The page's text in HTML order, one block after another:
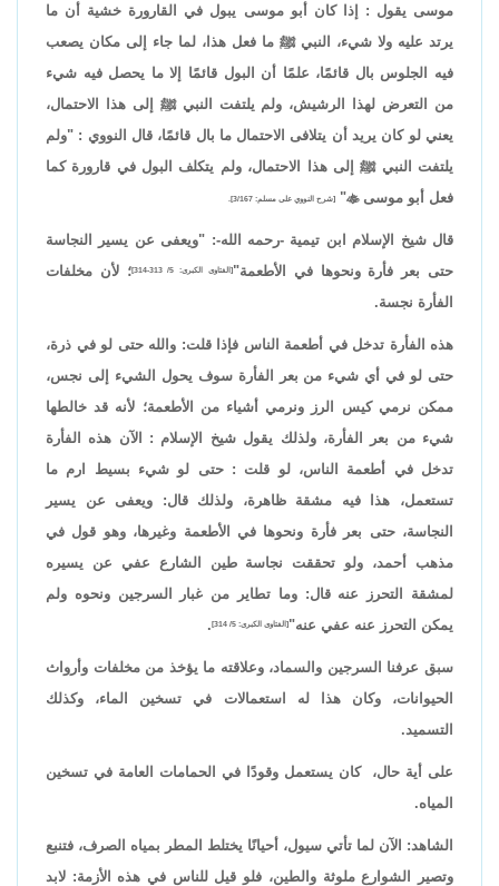
موسى يقول : إذا كان أبو موسى يبول في القارورة خشية أن ما
يرتد عليه ولا شيء، النبي ﷺ ما فعل هذا، لما جاء إلى مكان يصعب
فيه الجلوس بال قائمًا، علمًا أن البول قائمًا إلا ما يحصل فيه شيء
من التعرض لهذا الرشيش، ولم يلتفت النبي ﷺ إلى هذا الاحتمال،
يعني لو كان يريد أن يتلافى الاحتمال ما بال قائمًا، قال النووي : "ولم
يلتفت النبي ﷺ إلى هذا الاحتمال، ولم يتكلف البول في قارورة كما
فعل أبو موسى
" [شرح النووي على مسلم: 3/167].
قال شيخ الإسلام ابن تيمية -رحمه الله-: "ويعفى عن يسير النجاسة
حتى بعر فأرة ونحوها في الأطعمة"[الفتاوى الكبرى: 5/ 313-314]
؛ لأن مخلفات
الفأرة نجسة.
هذه الفأرة تدخل في أطعمة الناس فإذا قلت: والله حتى لو في ذرة،
حتى لو في أي شيء من بعر الفأرة سوف يحول الشيء إلى نجس،
ممكن نرمي كيس الرز ونرمي أشياء من الأطعمة؛ لأنه قد خالطها
شيء من بعر الفأرة، ولذلك يقول شيخ الإسلام : الآن هذه الفأرة
تدخل في أطعمة الناس، لو قلت : حتى لو شيء بسيط ارم ما
تستعمل، هذا فيه مشقة ظاهرة، ولذلك قال: ويعفى عن يسير
النجاسة، حتى بعر فأرة ونحوها في الأطعمة وغيرها، وهو قول في
مذهب أحمد، ولو تحققت نجاسة طين الشارع عفي عن يسيره
لمشقة التحرز عنه قال: وما تطاير من غبار السرجين ونحوه ولم
يمكن التحرز عنه عفي عنه"[الفتاوى الكبرى: 5/ 314] .
سبق عرفنا السرجين والسماد، وعلاقته ما يؤخذ من مخلفات وأرواث
الحيوانات، وكان هذا له استعمالات في تسخين الماء، وكذلك
التسميد.
على أية حال، كان يستعمل وقودًا في الحمامات العامة في تسخين
المياه.
الشاهد: الآن لما تأتي سيول، أحيانًا يختلط المطر بمياه الصرف، فتنبع
وتصير الشوارع ملوثة والطين، فلو قيل للناس في هذه الأزمة: لابد